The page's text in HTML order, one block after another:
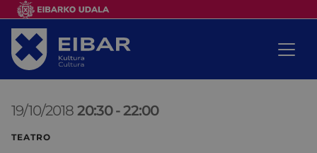
19/10/2018 20:30 -22:00
TEATRO